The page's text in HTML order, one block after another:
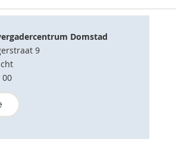
Domstad
9
00